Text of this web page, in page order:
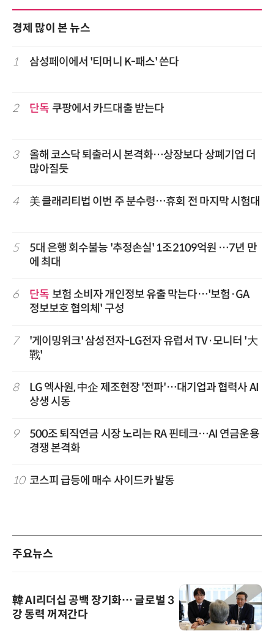
경제 많이 본 뉴스
1 삼성페이에서 '티머니 K-패스' 쓴다
2 단독 쿠팡에서 카드대출 받는다
3
올해 코스닥 퇴출러시 본격화…상장보다 상폐기업 더
많아질듯
4 美 클래리티법 이번 주 분수령…휴회 전 마지막 시험대
5
5대 은행 회수불능 '추정손실' 1조2109억원 …7년 만
에 최대
6 단독 보험 소비자 개인정보 유출 막는다…'보험·GA
정보보호 협의체' 구성
7
'게이밍위크' 삼성전자-LG전자 유럽서 TV·모니터 '大
戰'
8
LG 엑사원, 中企 제조현장 '전파'…대기업과 협력사 AI
상생 시동
9
500조 퇴직연금 시장 노리는 RA 핀테크…AI 연금운용
경쟁 본격화
10 코스피 급등에 매수 사이드카 발동
주요뉴스
韓 AI리더십 공백 장기화… 글로벌 3
강 동력 꺼져간다